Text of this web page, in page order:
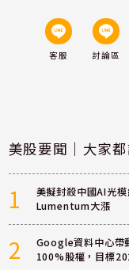
客服 討論區
美股要聞｜大家
1
美擬封殺中國AI光
Lumentum大漲
2
Google資料中心帶
100%股權，目標